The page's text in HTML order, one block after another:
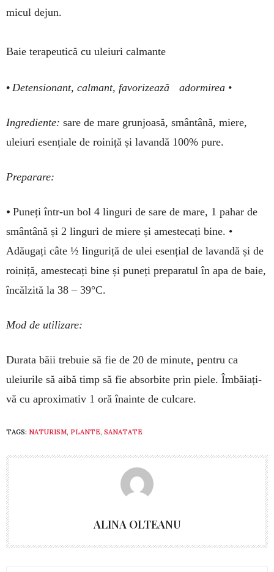
micul dejun.
Baie terapeutică cu uleiuri calmante
• Detensionant, calmant, favorizează adormirea •
Ingrediente: sare de mare grunjoasă, smân­tână, miere,
uleiuri esențiale de roiniță și lavandă 100% pure.
Preparare:
• Puneți într-un bol 4 linguri de sare de mare, 1 pahar de
smântână și 2 linguri de miere și amestecați bine. •
Adăugați câte ½ linguriță de ulei esențial de lavandă și de
roiniță, amestecați bine și puneți preparatul în apa de baie,
încălzită la 38 – 39°C.
Mod de utilizare:
Durata băii trebuie să fie de 20 de minute, pentru ca
uleiurile să aibă timp să fie absorbite prin piele. Îmbăiați-
vă cu aproximativ 1 oră îna­inte de culcare.
TAGS: NATURISM, PLANTE, SANATATE
ALINA OLTEANU